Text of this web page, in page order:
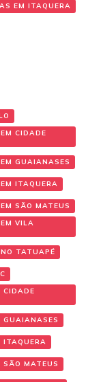
EM ITAQUERA
CIDADE
GUAIANASES
ITAQUERA
SÃO MATEUS
VILA
TATUAPÉ
CIDADE
GUAIANASES
ITAQUERA
SÃO MATEUS